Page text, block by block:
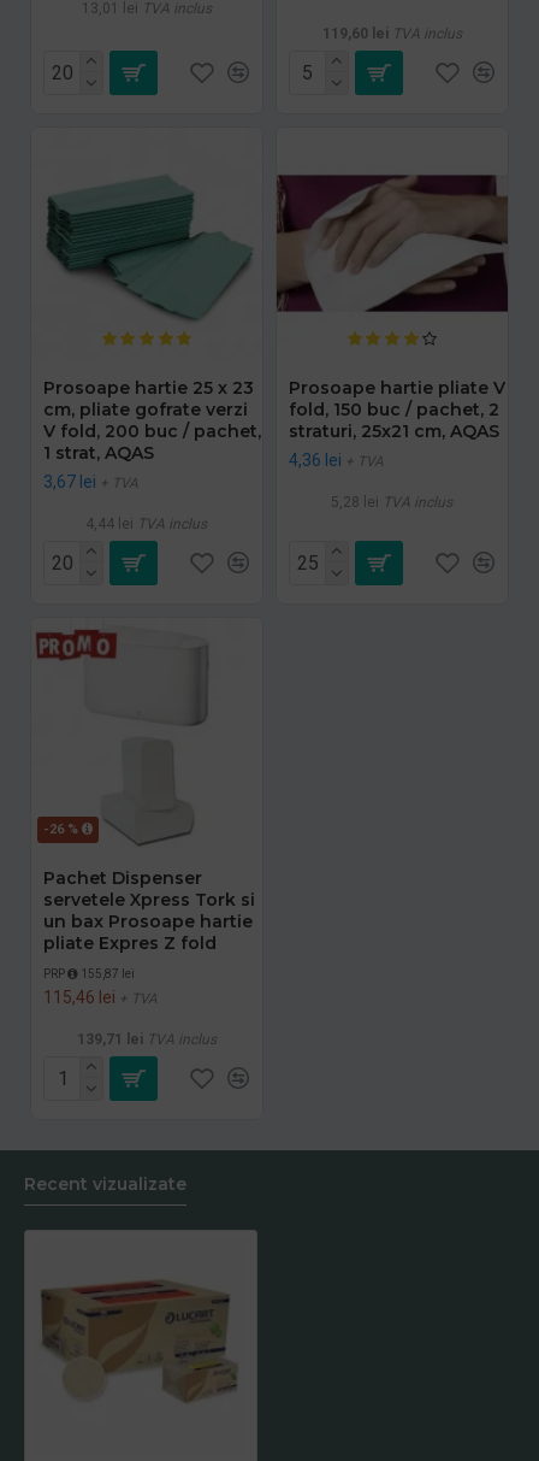
13,01 lei TVA inclus
119,60 lei TVA inclus
Prosoape hartie 25 x 23
cm, pliate gofrate verzi
V fold, 200 buc / pachet,
1 strat, AQAS
3,67 lei + TVA
4,44 lei TVA inclus
Prosoape hartie pliate V
fold, 150 buc / pachet, 2
straturi, 25x21 cm, AQAS
4,36 lei + TVA
5,28 lei TVA inclus
-26 %
Pachet Dispenser
servetele Xpress Tork si
un bax Prosoape hartie
pliate Expres Z fold
PRP 155,87 lei
115,46 lei + TVA
139,71 lei TVA inclus
Recent vizualizate